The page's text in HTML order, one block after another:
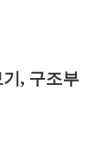
, 구조부